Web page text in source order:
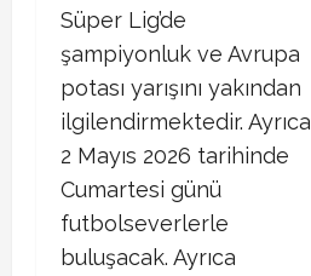
Süper Lig’de
şampiyonluk ve Avrupa
potası yarışını yakından
ilgilendirmektedir. Ayrıca
2 Mayıs 2026 tarihinde
Cumartesi günü
futbolseverlerle
buluşacak. Ayrıca